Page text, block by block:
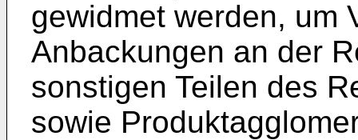
gewidmet werden, um
Anbackungen an der
sonstigen Teilen des
sowie